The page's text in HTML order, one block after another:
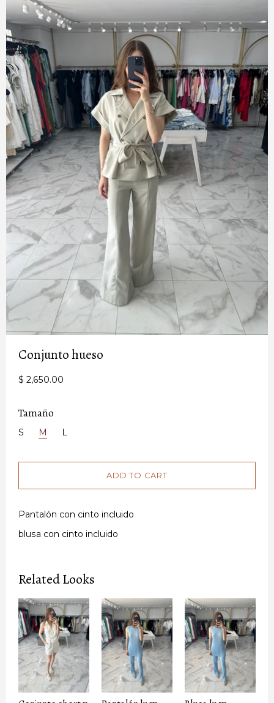
Conjunto hueso
$ 2,650.00
Tamaño
S M L
Pantalón con cinto incluido
blusa con cinto incluido
Related Looks